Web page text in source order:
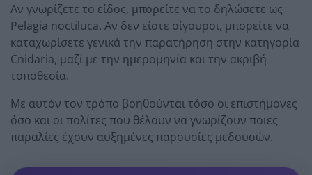
Αν γνωρίζετε το είδος, μπορείτε να το δηλώσετε ως
Pelagia noctiluca. Αν δεν είστε σίγουροι, μπορείτε να
καταχωρίσετε γενικά την παρατήρηση στην κατηγορία
Cnidaria, μαζί με την ημερομηνία και την ακριβή
τοποθεσία.
Με αυτόν τον τρόπο βοηθούνται τόσο οι επιστήμονες
όσο και οι πολίτες που θέλουν να γνωρίζουν ποιες
παραλίες έχουν αυξημένες παρουσίες μεδουσών.